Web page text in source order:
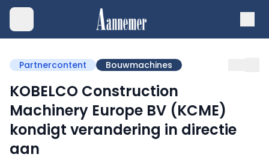
Partnercontent Bouwmachines
KOBELCO Construction
Machinery Europe BV (KCME)
kondigt verandering in directie
aan